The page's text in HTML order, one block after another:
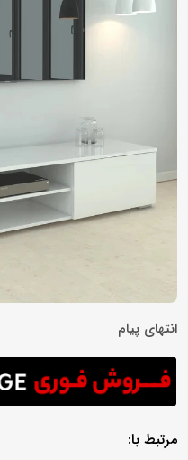
انتهای پیام
مرتبط با: